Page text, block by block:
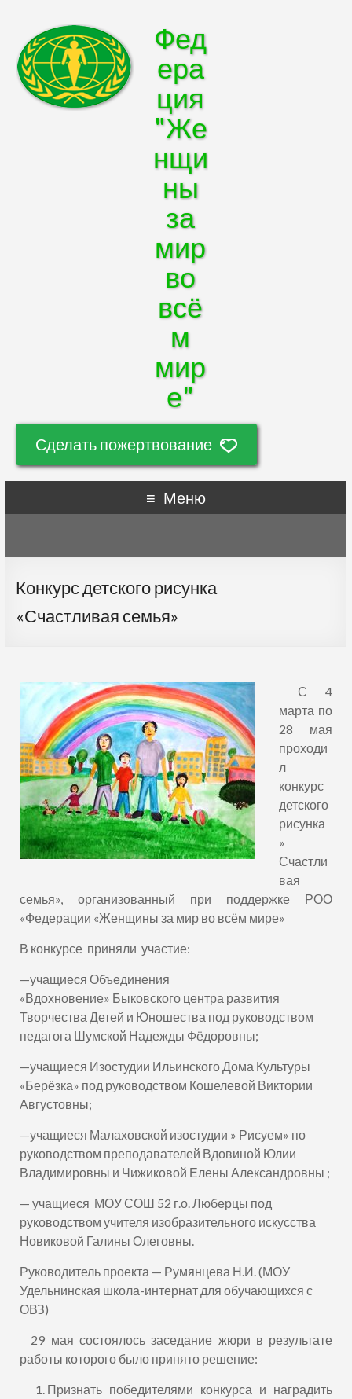
Фед
ера
ция
"Же
нщи
ны
за
мир
во
всё
м
мир
е"
Сделать пожертвование
Меню
Конкурс детского рисунка
«Счастливая семья»
С 4
марта по
28 мая
проходи
л
конкурс
детского
рисунка
»
Счастли
вая
семья», организованный при поддержке РОО
«Федерации «Женщины за мир во всём мире»
В конкурсе приняли участие:
—учащиеся Объединения
«Вдохновение» Быковского центра развития
Творчества Детей и Юношества под руководством
педагога Шумской Надежды Фёдоровны;
—учащиеся Изостудии Ильинского Дома Культуры
«Берёзка» под руководством Кошелевой Виктории
Августовны;
—учащиеся Малаховской изостудии » Рисуем» по
руководством преподавателей Вдовиной Юлии
Владимировны и Чижиковой Елены Александровны ;
— учащиеся МОУ СОШ 52 г.о. Люберцы под
руководством учителя изобразительного искусства
Новиковой Галины Олеговны.
Руководитель проекта — Румянцева Н.И. (МОУ
Удельнинская школа-интернат для обучающихся с
ОВЗ)
29 мая состоялось заседание жюри в результате
работы которого было принято решение:
Признать победителями конкурса и наградить